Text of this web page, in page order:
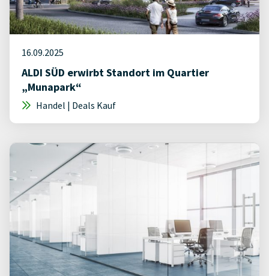
16.09.2025
ALDI SÜD erwirbt Standort im Quartier
„Munapark“
Handel | Deals Kauf